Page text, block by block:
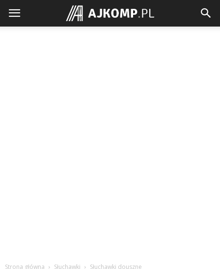
Ajkomp.pl
Strona główna Słuchawki Słuchawki douszne